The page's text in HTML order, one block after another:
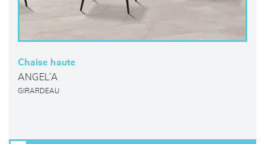
Chaise haute
ANGEL’A
GIRARDEAU